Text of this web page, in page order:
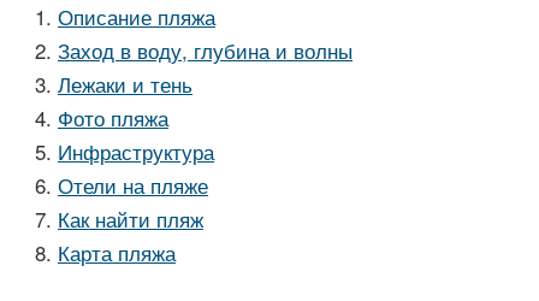
Описание пляжа
Заход в воду, глубина и волны
Лежаки и тень
Фото пляжа
Инфраструктура
Отели на пляже
Как найти пляж
Карта пляжа